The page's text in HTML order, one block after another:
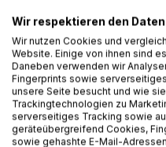
IN DEN
Auf die Merkliste
Titel bewerten
Wir respektieren den
Wir nutzen Cookies und
Website. Einige von ihnen sind
Daneben verwenden wir
Fingerprints sowie
unsere Seite besucht und wie
Trackingtechnologien zu
serverseitiges Tracking sowie
geräteübergreifend Cookies,
sowie gehashte E-Mail-